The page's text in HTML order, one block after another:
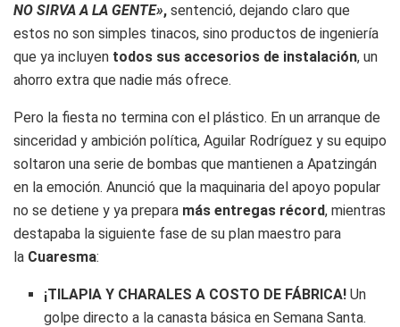
NO SIRVA A LA GENTE», sentenció, dejando claro que
estos no son simples tinacos, sino productos de ingeniería
que ya incluyen todos sus accesorios de instalación, un
ahorro extra que nadie más ofrece.
Pero la fiesta no termina con el plástico. En un arranque de
sinceridad y ambición política, Aguilar Rodríguez y su equipo
soltaron una serie de bombas que mantienen a Apatzingán
en la emoción. Anunció que la maquinaria del apoyo popular
no se detiene y ya prepara más entregas récord, mientras
destapaba la siguiente fase de su plan maestro para
la Cuaresma:
¡TILAPIA Y CHARALES A COSTO DE FÁBRICA!Un
golpe directo a la canasta básica en Semana Santa.